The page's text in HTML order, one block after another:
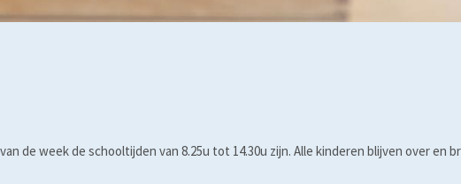
de week de schooltijden van 8.25u tot 14.30u zijn. Alle kinderen blijven over en